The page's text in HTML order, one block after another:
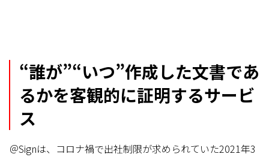
“誰が”“いつ”作成した文書であ
るかを客観的に証明するサービ
ス
＠Signは、コロナ禍で出社制限が求められていた2021年3